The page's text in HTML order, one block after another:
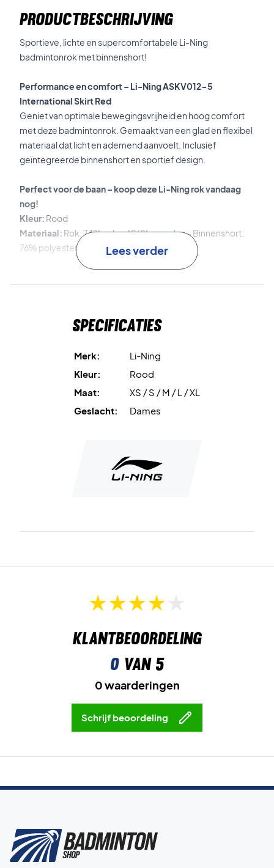
PRODUCTBESCHRIJVING
Sportieve, lichte en supercomfortabele Li-Ning
badmintonrok met binnenshort!
Performance en comfort – Li-Ning ASKV012-5
International Skirt Red
Geniet van optimale bewegingsvrijheid en hoog comfort
met deze badmintonrok. Gemaakt van een glad en flexibel
materiaal dat licht en ademend aanvoelt. Inclusief
geïntegreerde binnenshort en sportief design.
Perfect voor de baan – koop deze Li-Ning rok vandaag
nog!
Kleur: Rood
Materiaal: Rok: 74% nylon / 26% spandex – Binnenshort:
76% polyester / 24% spandex
M = S (EU maat)
XL = L (EU maat)
Lees verder
Specificaties
Merk:
Li-Ning
Kleur:
Rood
Maat:
XS / S / M / L / XL
Geslacht:
Dames
Klantbeoordeling
0van 5
0 waarderingen
Schrijf beoordeling